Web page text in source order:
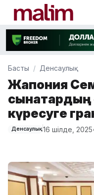
Басты Денсаулық
Жапония
күресуге
Денсаулық 16 шілде, 2025